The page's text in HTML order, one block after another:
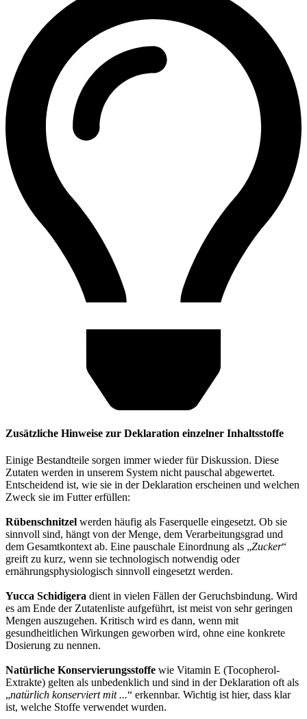
Zusätzliche Hinweise zur Deklaration einzelner Inhaltsstoffe
Einige Bestandteile sorgen immer wieder für Diskussion. Diese
Zutaten werden in unserem System nicht pauschal abgewertet.
Entscheidend ist, wie sie in der Deklaration erscheinen und welchen
Zweck sie im Futter erfüllen:
Rübenschnitzel werden häufig als Faserquelle eingesetzt. Ob sie
sinnvoll sind, hängt von der Menge, dem Verarbeitungsgrad und
dem Gesamtkontext ab. Eine pauschale Einordnung als „Zucker“
greift zu kurz, wenn sie technologisch notwendig oder
ernährungsphysiologisch sinnvoll eingesetzt werden.
Yucca Schidigera dient in vielen Fällen der Geruchsbindung. Wird
es am Ende der Zutatenliste aufgeführt, ist meist von sehr geringen
Mengen auszugehen. Kritisch wird es dann, wenn mit
gesundheitlichen Wirkungen geworben wird, ohne eine konkrete
Dosierung zu nennen.
Natürliche Konservierungsstoffe wie Vitamin E (Tocopherol-
Extrakte) gelten als unbedenklich und sind in der Deklaration oft als
„natürlich konserviert mit ...“ erkennbar. Wichtig ist hier, dass klar
ist, welche Stoffe verwendet wurden.